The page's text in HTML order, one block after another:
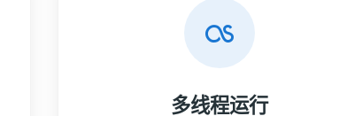
多线程运行